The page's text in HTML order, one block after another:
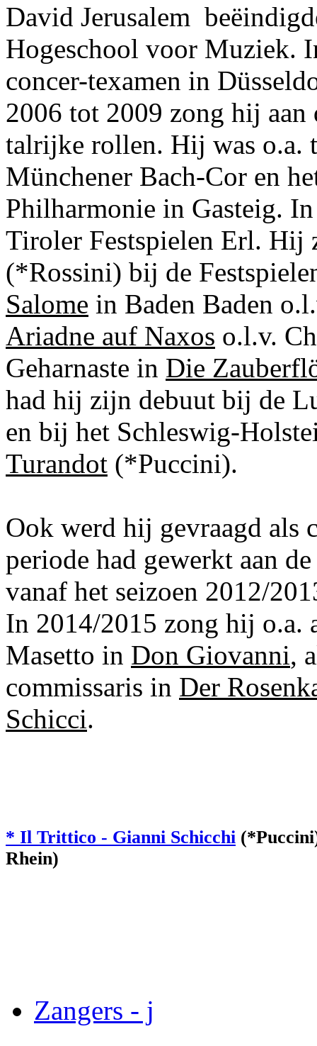
David Jerusalem
Hogeschool voor Muziek.
concer-texamen in
2006 tot 2009 zong hij
talrijke rollen. Hij was o.a.
Münchener Bach-Cor en
Philharmonie in Gasteig.
Tiroler Festspielen Erl.
(*Rossini) bij de
Salome in Baden Baden
Ariadne auf Naxos o.l.v.
Geharnaste in Die
had hij zijn debuut bij de
en bij het Schleswig-
Turandot (*Puccini).
Ook werd hij gevraagd als
periode had gewerkt aan
vanaf het seizoen 2012/
In 2014/2015 zong hij o.a.
Masetto in Don Giovanni,
commissaris in Der
Schicci.
* Il Trittico - Gianni Schicchi
Rhein)
Zangers - j